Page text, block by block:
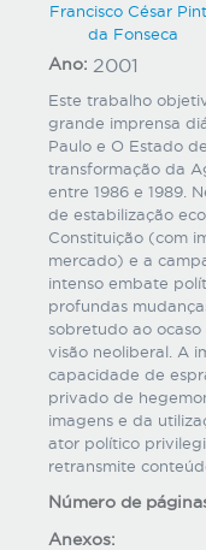
Francisco César
da Fonseca
Ano: 2001
Este trabalho
grande imprensa
Paulo e O Estado
transformação da
entre 1986 e 1989.
de estabilização
Constituição (com
mercado) e a
intenso embate
profundas
sobretudo ao
visão neoliberal. A
capacidade de
privado de
imagens e da
ator político
retransmite
Número de
Anexos: